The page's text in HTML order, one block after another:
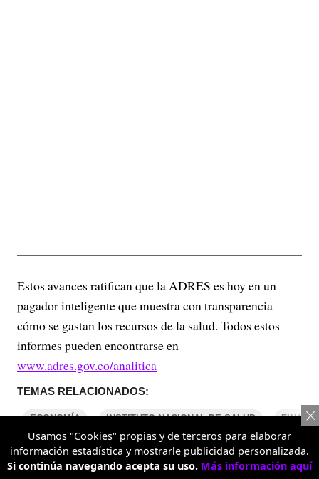
Estos avances ratifican que la ADRES es hoy en un
pagador inteligente que muestra con transparencia
cómo se gastan los recursos de la salud. Todos estos
informes pueden encontrarse en
www.adres.gov.co/analitica
TEMAS RELACIONADOS:
ECONOMÍA INSTITUTO NACIONAL DE SALUD
COMENTARIOS
Usamos "Cookies" propias y de terceros para elaborar
información estadística y mostrarle publicidad personalizada.
Si continúa navegando acepta su uso. Más información aquí